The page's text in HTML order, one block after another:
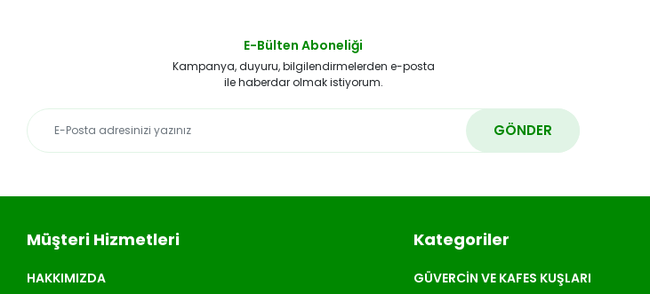
E-Bülten Aboneliği
Kampanya, duyuru, bilgilendirmelerden e-posta
ile haberdar olmak istiyorum.
GÖNDER
Müşteri Hizmetleri
HAKKIMIZDA
Kategoriler
GÜVERCİN VE KAFES KUŞLARI